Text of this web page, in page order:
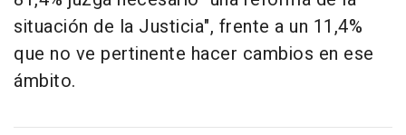
situación de la Justicia", frente a un 11,4%
que no ve pertinente hacer cambios en ese
ámbito.